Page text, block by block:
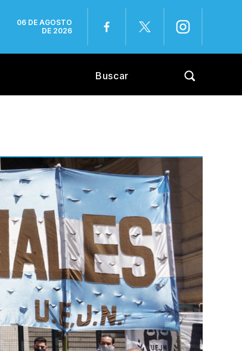
06 DE AGOSTO
DE 2026